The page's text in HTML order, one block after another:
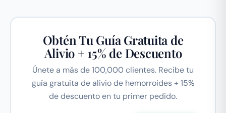
Obtén Tu Guía Gratuita de
Alivio + 15% de Descuento
Únete a más de 100,000 clientes. Recibe tu
guía gratuita de alivio de hemorroides + 15%
de descuento en tu primer pedido.